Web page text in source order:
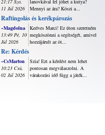
21:17 Szo,
11 Júl 2026
lanovkával fel jöhet a kutya?
Mennyi az ára? Köszi a...
Raftingolás és kerékpározás
~Magdolna
13:49 Pé, 10
Júl 2026
Kedves Marci! Ez úton szeretném
megköszönni a segítségét, amivel
hozzájárult az öt...
Re: Kérdés
~CsMarton
10:23 Csü,
02 Júl 2026
Szia! Ezt a kérdést nem lehet
pontosan megválaszolni. A
várakozási idő függ a játék...